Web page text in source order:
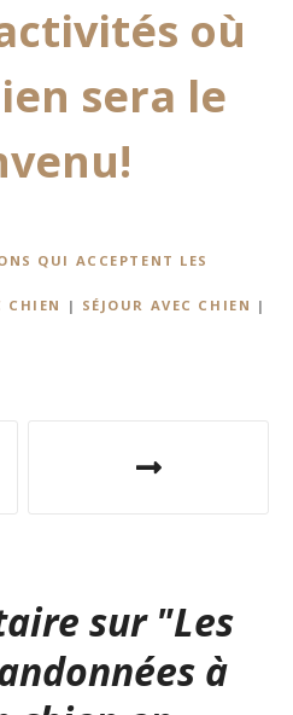
où
sera le
QUI ACCEPTENT LES
CHIEN | SÉJOUR AVEC CHIEN |
sur "Les
à